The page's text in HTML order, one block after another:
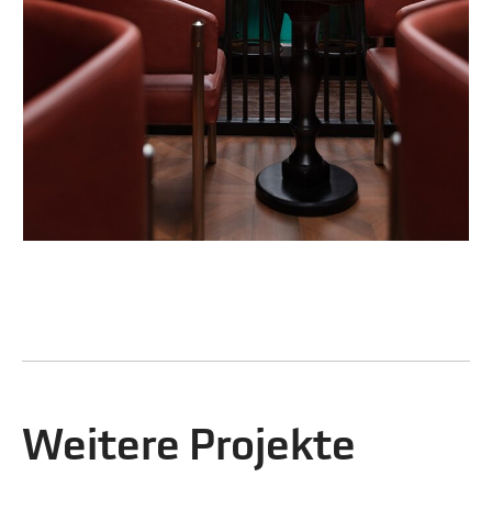
Weitere Projekte